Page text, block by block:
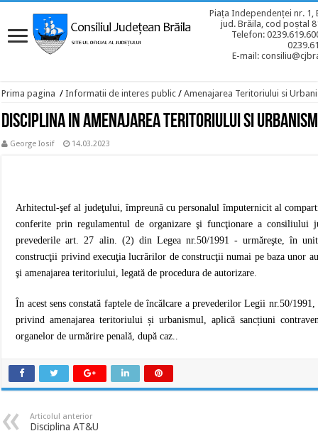
Piața Independenței nr. 1,
jud. Brăila, cod poștal
Telefon:
E-mail:
Prima pagina / Informatii de interes public / Amenajarea Teritoriului si
Disciplina in Amenajarea Teritoriului si Urbanism
George Iosif 14.03.2023
Arhitectul-şef al judeţului, împreună cu personalul împuternicit al
conferite prin regulamentul de organizare şi funcţionare a
prevederile art. 27 alin. (2) din Legea nr.50/1991 - urmăreşte, în
construcţii privind execuţia lucrărilor de construcţii numai pe baza unor
şi amenajarea teritoriului, legată de procedura de autorizare.
În acest sens constată faptele de încălcare a prevederilor Legii nr.50/
privind amenajarea teritoriului și urbanismul, aplică sancțiuni
organelor de urmărire penală, după caz..
Articolul anterior
Disciplina AT&U